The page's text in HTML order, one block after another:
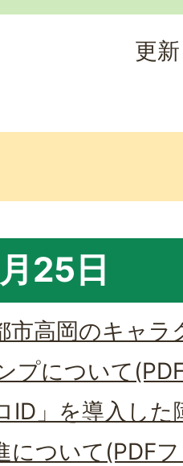
更
25日
市高岡のキャ
プについて
ID」を導入し
について(PDF